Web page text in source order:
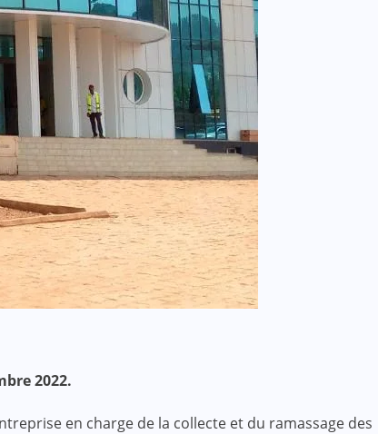
2022.
en charge de la collecte et du ramassage des